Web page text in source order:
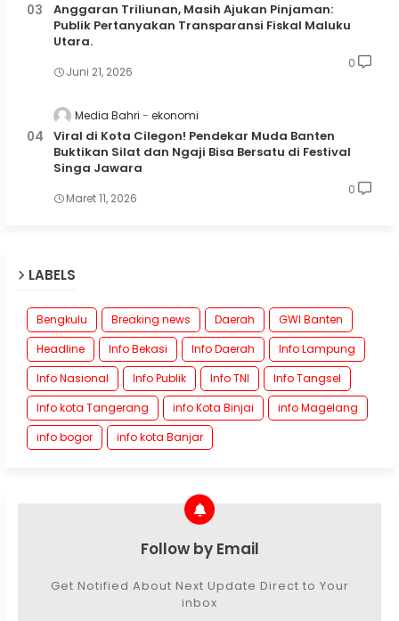
Anggaran Triliunan, Masih Ajukan Pinjaman:
Publik Pertanyakan Transparansi Fiskal Maluku
Utara.
Juni 21, 2026
0
Media Bahri ekonomi
Viral di Kota Cilegon! Pendekar Muda Banten
Buktikan Silat dan Ngaji Bisa Bersatu di Festival
Singa Jawara
Maret 11, 2026
0
LABELS
Bengkulu Breaking news Daerah
GWI Banten
Headline
Info Bekasi Info Daerah
Info Lampung
Info Nasional
Info Publik Info TNI
Info Tangsel
Info kota Tangerang
info Kota Binjai
info Magelang
info bogor
info kota Banjar
Follow by Email
Get Notified About Next Update Direct to Your
inbox